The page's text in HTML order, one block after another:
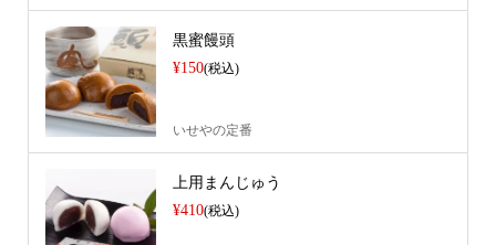
黒蜜饅頭
¥150(税込)
いせやの定番
上用まんじゅう
¥410(税込)